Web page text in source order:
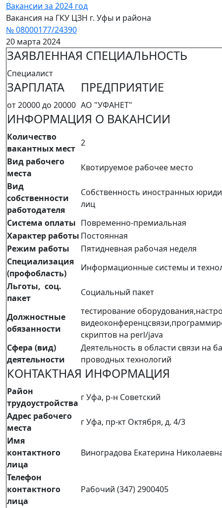
Вакансии за 2024 год
Вакансия на ГКУ ЦЗН г. Уфы и района
№ 08000177/24390
20 марта 2024
ЗАЯВЛЕННАЯ СПЕЦИАЛЬНОСТЬ
Специалист
ЗАРПЛАТА ПРЕДПРИЯТИЕ
от 20000 до 20000 АО "УФАНЕТ"
ИНФОРМАЦИЯ О ВАКАНСИИ
Количество
вакантных мест
2
Вид рабочего
места
Квотируемое рабочее место
Вид
собственности
работодателя
Собственность иностранных
лиц
Система оплаты Повременно-премиальная
Характер работы Постоянная
Режим работы
Пятидневная рабочая неделя
Специализация
(профобласть)
Информационные системы и
Льготы, соц.
пакет
Социальный пакет
Должностные
обязанности
тестирование
скриптов на perl/java
Сфера (вид)
деятельности
Деятельность в области связи на
проводных технологий
КОНТАКТНАЯ ИНФОРМАЦИЯ
Район
трудоустройства
г Уфа, р-н Советский
Адрес рабочего
места
г Уфа, пр-кт Октября, д. 4/3
Имя
контактного
лица
Виноградова Екатерина
Телефон
контактного
лица
Рабочий (347) 2900405